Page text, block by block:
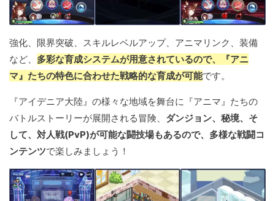
強化、限界突破、スキルレベルアップ、アニマリンク、装備
など、 多彩な育成システムが用意されているので、『アニ
マ』たちの特色に合わせた戦略的な育成が可能です。
『アイデニア大陸』の様々な地域を舞台に『アニマ』たちの
バトルストーリーが展開される冒険、 ダンジョン、秘境、そ
して、対人戦(PvP)が可能な闘技場もあるので、多様な戦闘コ
ンテンツで楽しみましょう！